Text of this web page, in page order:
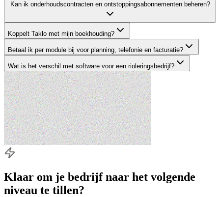
Kan ik onderhoudscontracten en ontstoppingsabonnementen beheren?
Koppelt Taklo met mijn boekhouding?
Betaal ik per module bij voor planning, telefonie en facturatie?
Wat is het verschil met software voor een rioleringsbedrijf?
Klaar om je bedrijf naar het volgende
niveau te tillen?